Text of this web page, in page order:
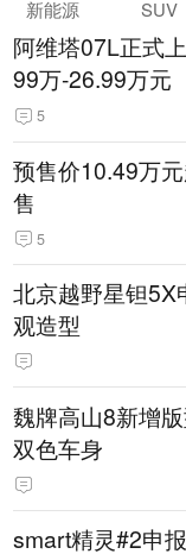
新能源 SUV
阿维塔07L正式
99万-26.99万元
5
预售价10.49万
售
5
北京越野星钽5X
观造型
魏牌高山8新增
双色车身
smart精灵#2申